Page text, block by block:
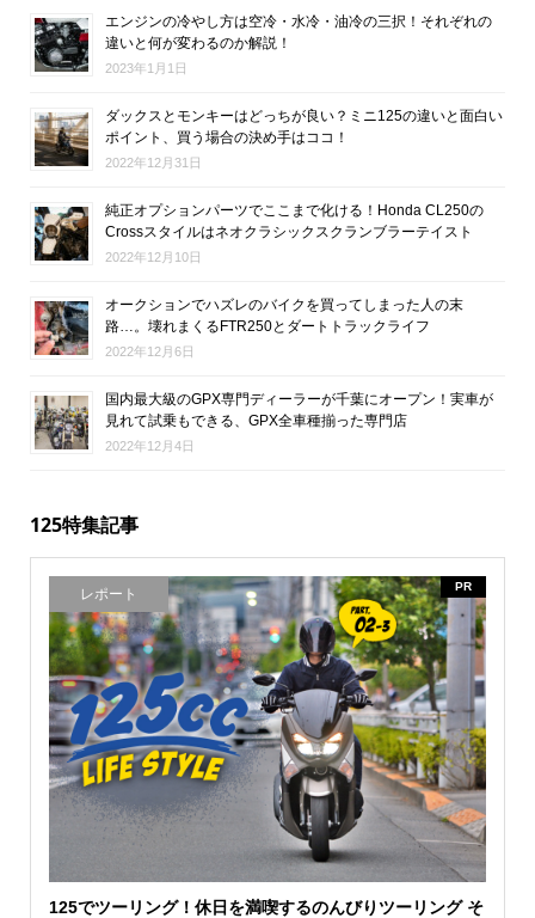
エンジンの冷やし方は空冷・水冷・油冷の三択！それぞれの
違いと何が変わるのか解説！
2023年1月1日
ダックスとモンキーはどっちが良い？ミニ125の違いと面白い
ポイント、買う場合の決め手はココ！
2022年12月31日
純正オプションパーツでここまで化ける！Honda CL250の
Crossスタイルはネオクラシックスクランブラーテイスト
2022年12月10日
オークションでハズレのバイクを買ってしまった人の末
路…。壊れまくるFTR250とダートトラックライフ
2022年12月6日
国内最大級のGPX専門ディーラーが千葉にオープン！実車が
見れて試乗もできる、GPX全車種揃った専門店
2022年12月4日
125特集記事
レポート PR
125でツーリング！休日を満喫するのんびりツーリング そ